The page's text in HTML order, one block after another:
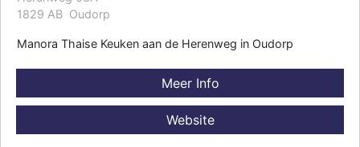
1829 AB Oudorp
Manora Thaise Keuken aan de Herenweg in Oudorp
Meer Info
Website